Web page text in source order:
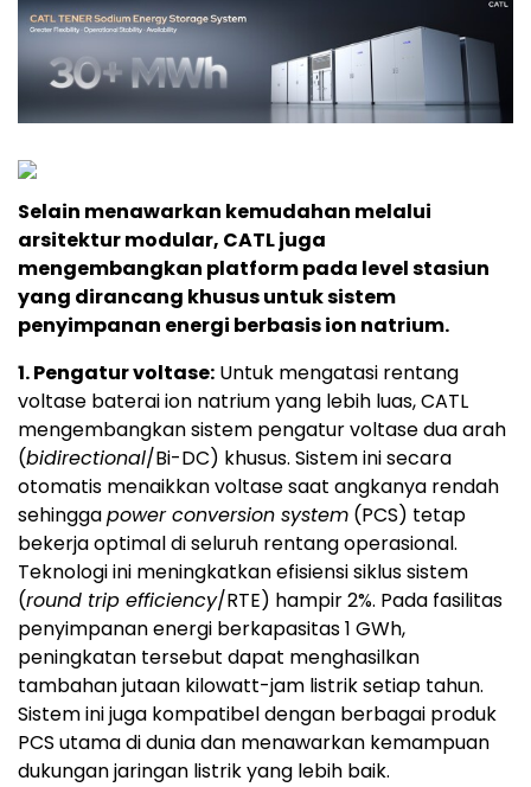
Selain menawarkan kemudahan melalui
arsitektur modular, CATL juga
mengembangkan platform pada level stasiun
yang dirancang khusus untuk sistem
penyimpanan energi berbasis ion natrium.
1. Pengatur voltase: Untuk mengatasi rentang
voltase baterai ion natrium yang lebih luas, CATL
mengembangkan sistem pengatur voltase dua arah
(bidirectional/Bi-DC) khusus. Sistem ini secara
otomatis menaikkan voltase saat angkanya rendah
sehinggapower conversion system (PCS) tetap
bekerja optimal di seluruh rentang operasional.
Teknologi ini meningkatkan efisiensi siklus sistem
(round trip efficiency/RTE) hampir 2%. Pada fasilitas
penyimpanan energi berkapasitas 1 GWh,
peningkatan tersebut dapat menghasilkan
tambahan jutaan kilowatt-jam listrik setiap tahun.
Sistem ini juga kompatibel dengan berbagai produk
PCS utama di dunia dan menawarkan kemampuan
dukungan jaringan listrik yang lebih baik.